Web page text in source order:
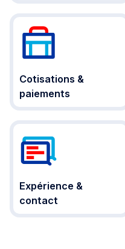
Cotisations &
paiements
Expérience &
contact